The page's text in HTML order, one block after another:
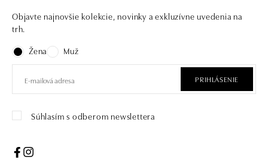
Objavte najnovšie kolekcie, novinky a exkluzívne uvedenia na
trh.
Žena
Muž
PRIHLÁSENIE
Súhlasím s odberom newslettera